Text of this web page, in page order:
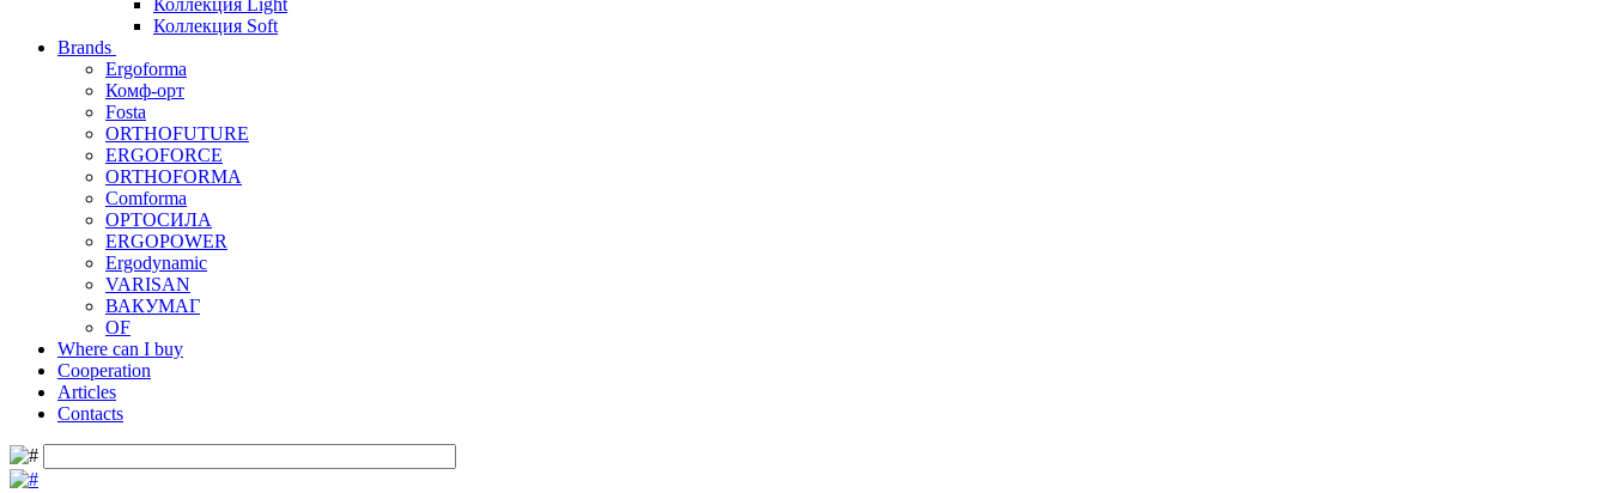
Коллекция Light
Коллекция Soft
Brands
Ergoforma
Комф-орт
Fosta
ORTHOFUTURE
ERGOFORCE
ORTHOFORMA
Comforma
ОРТОСИЛА
ERGOPOWER
Ergodynamic
VARISAN
ВАКУМАГ
OF
Where can I buy
Cooperation
Articles
Contacts